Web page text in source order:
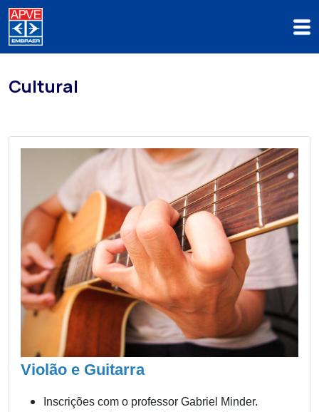
Cultural
Violão e Guitarra
Inscrições com o professor Gabriel Minder.